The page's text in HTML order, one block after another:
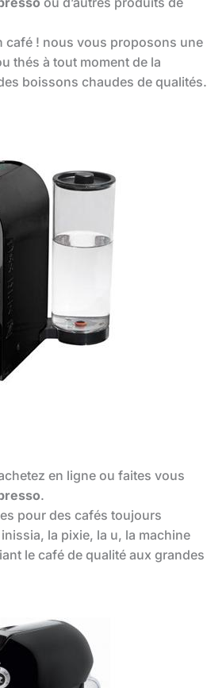
café ! nous vous proposons une
thés à tout moment de la
boissons chaudes de qualités.
en ligne ou faites vous
.
pour des cafés toujours
la pixie, la u, la machine
le café de qualité aux grandes